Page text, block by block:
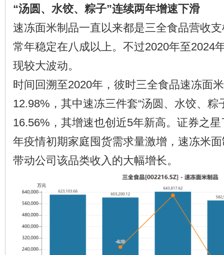
“汤圆、水饺、粽子”连续两年增速下滑
速冻面米制品一直以来都是三全食品营收
常年稳定在八成以上。不过2020年至2024
现较大波动。
时间回溯至2020年，彼时三全食品速冻面
12.98%，其中速冻三件套“汤圆、水饺、粽
16.56%，其增速也创近5年新高。证券之
年疫情初期家庭囤货需求量激增，速冻米
带动公司该品类收入的大幅增长。